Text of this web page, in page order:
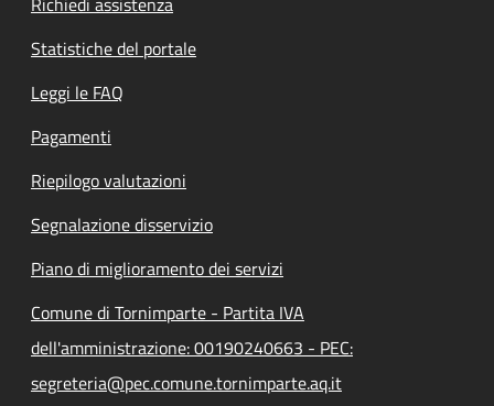
Statistiche del portale
Leggi le FAQ
Pagamenti
Riepilogo valutazioni
Segnalazione disservizio
Piano di miglioramento dei servizi
Comune di Tornimparte - Partita IVA
dell'amministrazione: 00190240663 - PEC:
segreteria@pec.comune.tornimparte.aq.it